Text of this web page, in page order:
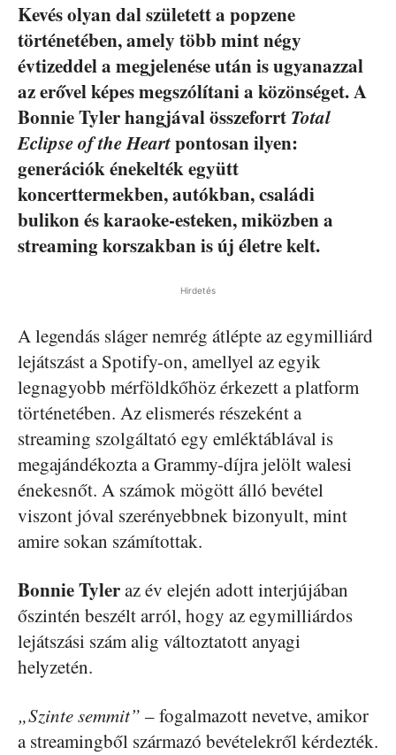
Kevés olyan dal született a popzene
történetében, amely több mint négy
évtizeddel a megjelenése után is ugyanazzal
az erővel képes megszólítani a közönséget. A
Bonnie Tyler hangjával összeforrt Total
Eclipse of the Heartpontosan ilyen:
generációk énekelték együtt
koncerttermekben, autókban, családi
bulikon és karaoke-esteken, miközben a
streaming korszakban is új életre kelt.
Hirdetés
A legendás sláger nemrég átlépte az egymilliárd
lejátszást a Spotify-on, amellyel az egyik
legnagyobb mérföldkőhöz érkezett a platform
történetében. Az elismerés részeként a
streaming szolgáltató egy emléktáblával is
megajándékozta a Grammy-díjra jelölt walesi
énekesnőt. A számok mögött álló bevétel
viszont jóval szerényebbnek bizonyult, mint
amire sokan számítottak.
Bonnie Tyleraz év elején adott interjújában
őszintén beszélt arról, hogy az egymilliárdos
lejátszási szám alig változtatott anyagi
helyzetén.
„Szinte semmit” – fogalmazott nevetve, amikor
a streamingből származó bevételekről kérdezték.